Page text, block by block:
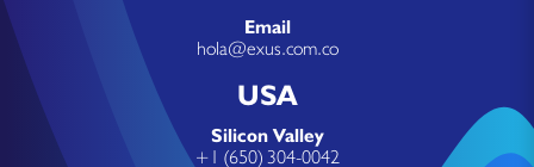
Email
hola@exus.com.co
USA
Silicon Valley
+1 (650) 304-0042